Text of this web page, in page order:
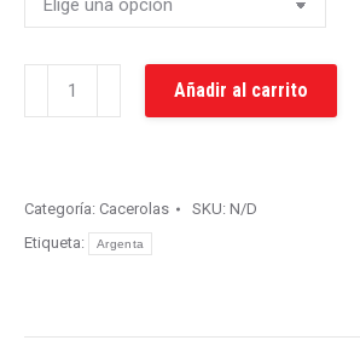
Cacerola
Añadir al carrito
Categoría: Cacerolas SKU: N/D
Etiqueta:
Argenta